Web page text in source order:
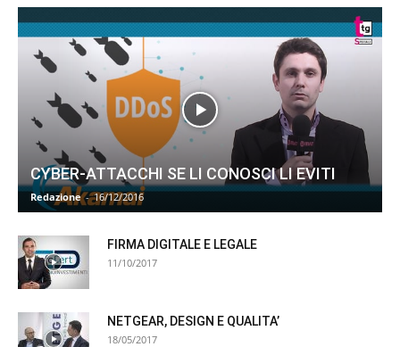
CYBER-ATTACCHI SE LI CONOSCI LI EVITI
Redazione - 16/12/2016
FIRMA DIGITALE E LEGALE
11/10/2017
NETGEAR, DESIGN E QUALITA’
18/05/2017